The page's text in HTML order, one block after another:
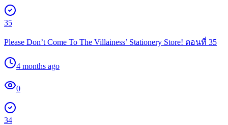
35
Please Don’t Come To The Villainess’ Stationery Store! ตอนที่ 35
4 months ago
0
34